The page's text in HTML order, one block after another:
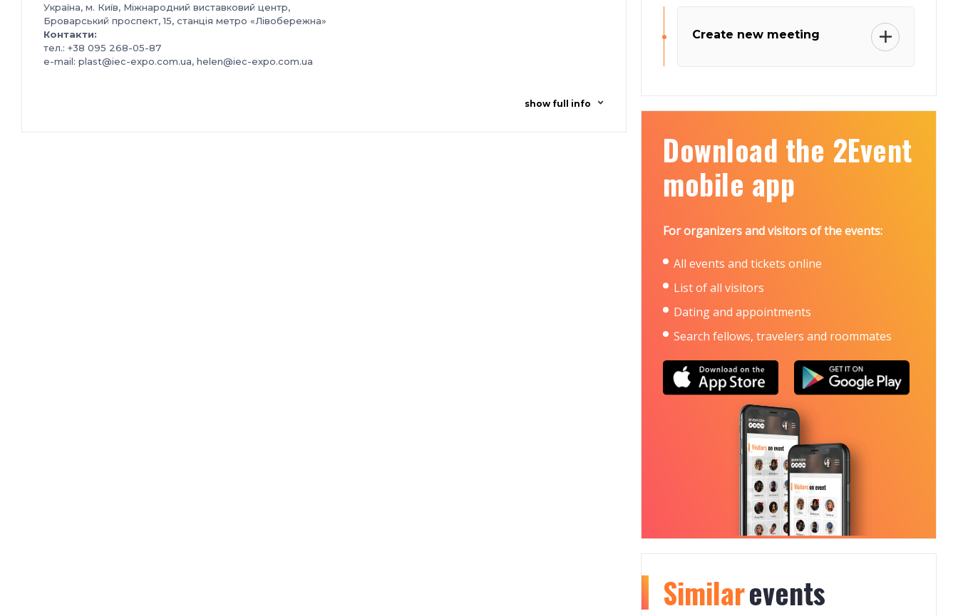
Україна, м. Київ, Міжнародний виставковий центр,
Броварський проспект, 15, станція метро «Лівобережна»
Контакти:
тел.: +38 095 268-05-87
e-mail: plast@iec-expo.com.ua, helen@iec-expo.com.ua
show full info
Create new meeting
Download the 2Event
mobile app
For organizers and visitors of the events:
All events and tickets online
List of all visitors
Dating and appointments
Search fellows, travelers and roommates
Organizerinfo
Similarevents